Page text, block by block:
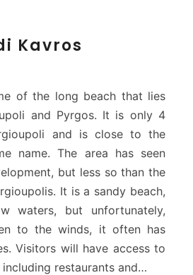
p
g
i
a
d
i
K
v
r
o
s
Kavros
of the long beach that lies
and Pyrgos. It is only 4
and is close to the
name. The area has seen
but less so than the
It is a sandy beach,
waters, but unfortunately,
to the winds, it often has
Visitors will have access to
including restaurants and…